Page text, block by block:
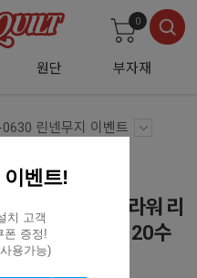
원단 부자재
0
린넨무지 이벤트
그린어웨이 플라워 리
140cm x 80cm 20수
벤트!
치 고객
폰 증정!
용가능)